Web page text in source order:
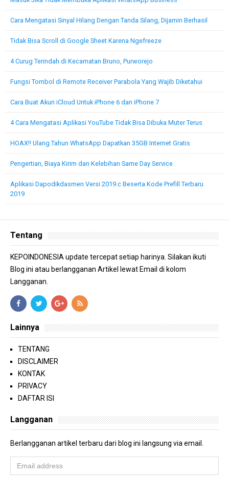
Cara Mengatasi Sinyal Hilang Dengan Tanda Silang, Dijamin Berhasil
Tidak Bisa Scroll di Google Sheet Karena Ngefreeze
4 Curug Terindah di Kecamatan Bruno, Purworejo
Fungsi Tombol di Remote Receiver Parabola Yang Wajib Diketahui
Cara Buat Akun iCloud Untuk iPhone 6 dan iPhone 7
4 Cara Mengatasi Aplikasi YouTube Tidak Bisa Dibuka Muter Terus
HOAX!! Ulang Tahun WhatsApp Dapatkan 35GB Internet Gratis
Pengertian, Biaya Kirim dan Kelebihan Same Day Service
Aplikasi Dapodikdasmen Versi 2019.c Beserta Kode Prefill Terbaru
2019
Tentang
KEPOINDONESIA update tercepat setiap harinya. Silakan ikuti
Blog ini atau berlangganan Artikel lewat Email di kolom
Langganan.
Lainnya
TENTANG
DISCLAIMER
KONTAK
PRIVACY
DAFTAR ISI
Langganan
Berlangganan artikel terbaru dari blog ini langsung via email.